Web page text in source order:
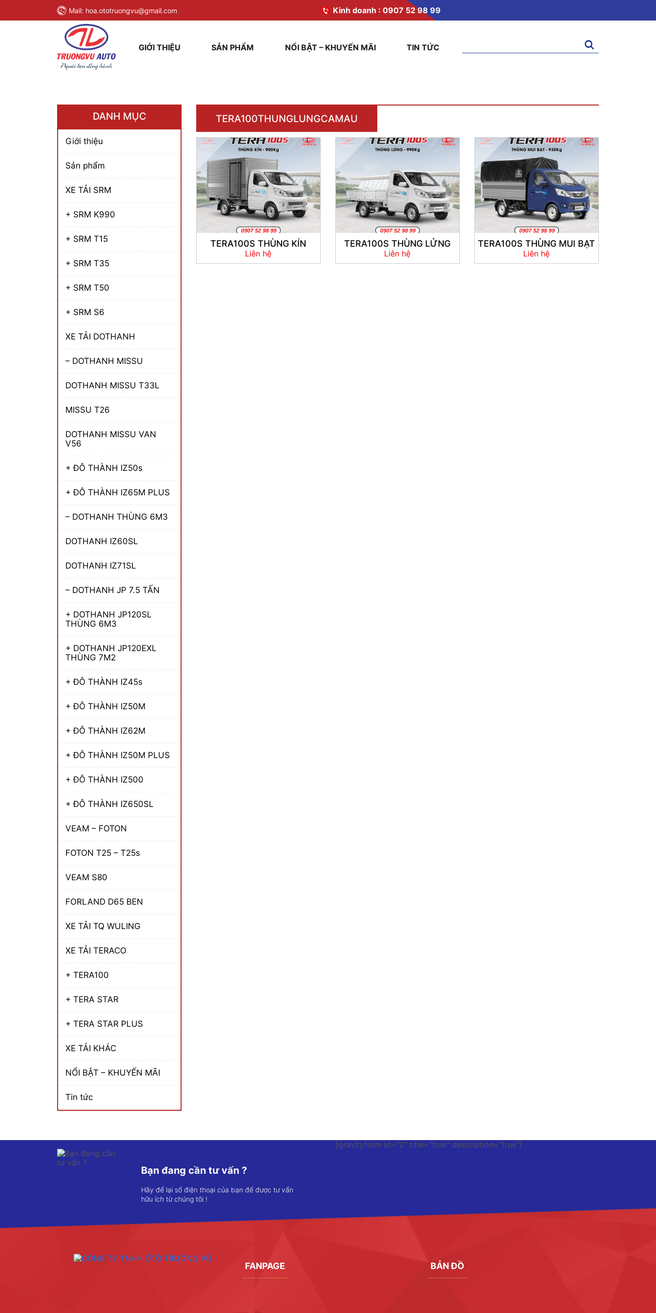
Mail: hoa.ototruongvu@gmail.com Kinh doanh : 0907 52 98 99
GIỚI THIỆU SẢN PHẨM NỔI BẬT – KHUYẾN MÃI TIN TỨC
kiếm:
DANH MỤC
Giới thiệu
Sản phẩm
XE TẢI SRM
+ SRM K990
+ SRM T15
+ SRM T35
+ SRM T50
+ SRM S6
XE TẢI DOTHANH
– DOTHANH MISSU
DOTHANH MISSU T33L
MISSU T26
DOTHANH MISSU VAN
V56
+ ĐÔ THÀNH IZ50s
+ ĐÔ THÀNH IZ65M PLUS
– DOTHANH THÙNG 6M3
DOTHANH IZ60SL
DOTHANH IZ71SL
– DOTHANH JP 7.5 TẤN
+ DOTHANH JP120SL
THÙNG 6M3
+ DOTHANH JP120EXL
THÙNG 7M2
+ ĐÔ THÀNH IZ45s
+ ĐÔ THÀNH IZ50M
+ ĐÔ THÀNH IZ62M
+ ĐÔ THÀNH IZ50M PLUS
+ ĐÔ THÀNH IZ500
+ ĐÔ THÀNH IZ650SL
VEAM – FOTON
FOTON T25 – T25s
VEAM S80
FORLAND D65 BEN
XE TẢI TQ WULING
XE TẢI TERACO
+ TERA100
+ TERA STAR
+ TERA STAR PLUS
XE TẢI KHÁC
NỔI BẬT – KHUYẾN MÃI
Tin tức
TERA100THUNGLUNGCAMAU
TERA100S THÙNG KÍN
Liên hệ
TERA100S THÙNG LỬNG
Liên hệ
TERA100S THÙNG MUI BẠT
Liên hệ
Bạn đang cần tư vấn ?
Hãy để lại số điện thoại của bạn để được tư vấn
hữu ích từ chúng tôi !
[gravityform id="2" title="true" description="true"]
FANPAGE BẢN ĐỒ